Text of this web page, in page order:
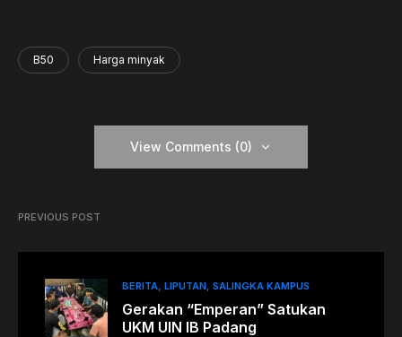
B50 Harga minyak
View Comments (0)
PREVIOUS POST
BERITA LIPUTAN SALINGKA KAMPUS
Gerakan “Emperan” Satukan
UKM UIN IB Padang